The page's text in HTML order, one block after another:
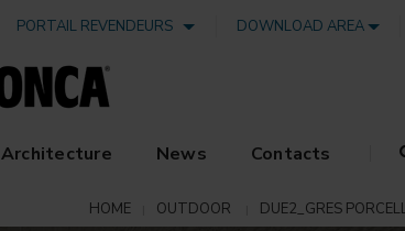
PORTAIL REVENDEURS DOWNLOAD AREA
Architecture News Contacts
HOME OUTDOOR DUE2_GRES